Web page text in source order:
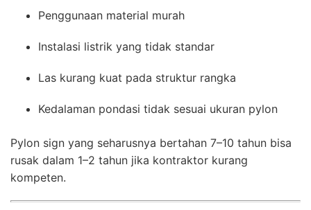
Penggunaan material murah
Instalasi listrik yang tidak standar
Las kurang kuat pada struktur rangka
Kedalaman pondasi tidak sesuai ukuran pylon
Pylon sign yang seharusnya bertahan 7–10 tahun bisa
rusak dalam 1–2 tahun jika kontraktor kurang
kompeten.